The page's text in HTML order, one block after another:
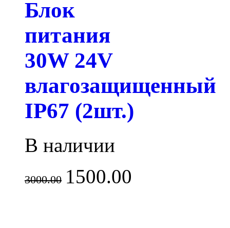
Блок
питания
30W 24V
влагозащищенный
IP67 (2шт.)
В наличии
3000.00 1500.00